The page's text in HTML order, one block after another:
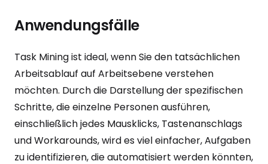
Anwendungsfälle
Task Mining ist ideal, wenn Sie den tatsächlichen
Arbeitsablauf auf Arbeitsebene verstehen
möchten. Durch die Darstellung der spezifischen
Schritte, die einzelne Personen ausführen,
einschließlich jedes Mausklicks, Tastenanschlags
und Workarounds, wird es viel einfacher, Aufgaben
zu identifizieren, die automatisiert werden könnten,